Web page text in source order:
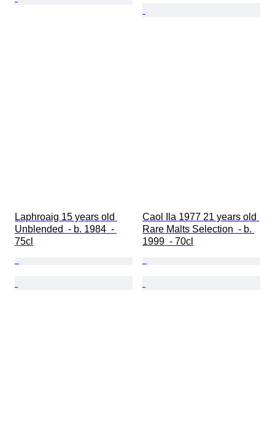
Laphroaig 15 years old
Unblended  - b. 1984  -
75cl
Caol Ila 1977 21 years old
Rare Malts Selection  - b.
1999  - 70cl